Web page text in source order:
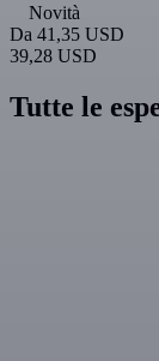
Novità
Da 41,35 USD
39,28 USD
Tutte le